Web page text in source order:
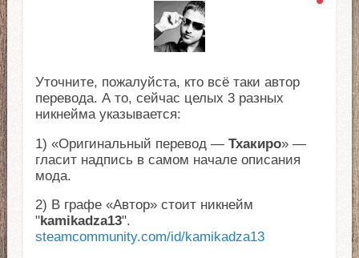
Уточните, пожалуйста, кто всё таки автор
перевода. А то, сейчас целых 3 разных
никнейма указывается:
1) «Оригинальный перевод — Тхакиро» —
гласит надпись в самом начале описания
мода.
2) В графе «Автор» стоит никнейм
"kamikadza13".
steamcommunity.com/id/kamikadza13